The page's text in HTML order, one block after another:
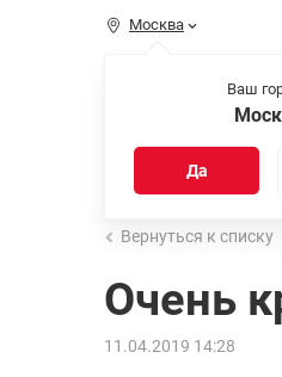
Москва
Ваш
Да
Распродажа
Вернуться к списку
Очень
11.04.2019 14:28